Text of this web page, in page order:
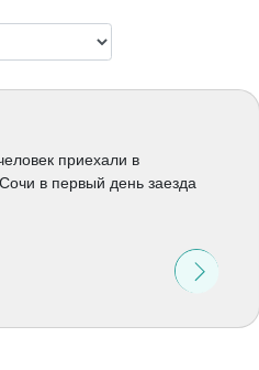
приехали в
в первый день заезда